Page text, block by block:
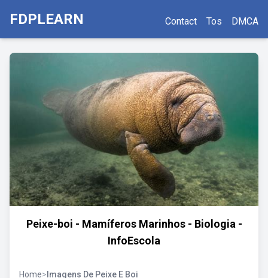
FDPLEARN Contact Tos DMCA
Peixe-boi - Mamíferos Marinhos - Biologia -
InfoEscola
Home> Imagens De Peixe E Boi